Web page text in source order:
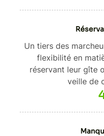
Un tiers des
flexibilité en
réservant leur gîte
veille de